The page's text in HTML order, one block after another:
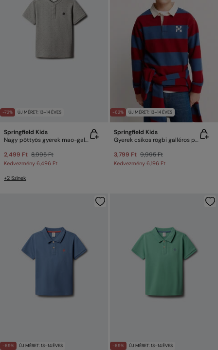
-72% ÚJ MÉRET: 13–14 ÉVES
Springfield Kids
Nagy pöttyös gyerek mao-galléros póló
2,499 Ft 8,995 Ft
Kedvezmény 6,496 Ft
+2 Színek
-62% ÚJ MÉRET: 13–14 ÉVES
Springfield Kids
Gyerek csíkos rögbi galléros póló
3,799 Ft 9,995 Ft
Kedvezmény 6,196 Ft
-69% ÚJ MÉRET: 13–14 ÉVES -69% ÚJ MÉRET: 13–14 ÉVES